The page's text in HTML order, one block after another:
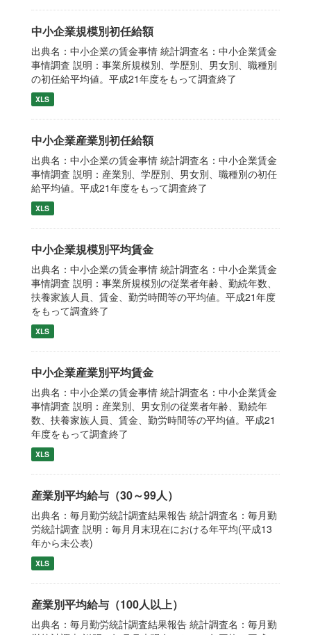
中小企業規模別初任給額
出典名：中小企業の賃金事情 統計調査名：中小企業賃金
事情調査 説明：事業所規模別、学歴別、男女別、職種別
の初任給平均値。平成21年度をもって調査終了
XLS
中小企業産業別初任給額
出典名：中小企業の賃金事情 統計調査名：中小企業賃金
事情調査 説明：産業別、学歴別、男女別、職種別の初任
給平均値。平成21年度をもって調査終了
XLS
中小企業規模別平均賃金
出典名：中小企業の賃金事情 統計調査名：中小企業賃金
事情調査 説明：事業所規模別の従業者年齢、勤続年数、
扶養家族人員、賃金、勤労時間等の平均値。平成21年度
をもって調査終了
XLS
中小企業産業別平均賃金
出典名：中小企業の賃金事情 統計調査名：中小企業賃金
事情調査 説明：産業別、男女別の従業者年齢、勤続年
数、扶養家族人員、賃金、勤労時間等の平均値。平成21
年度をもって調査終了
XLS
産業別平均給与（30～99人）
出典名：毎月勤労統計調査結果報告 統計調査名：毎月勤
労統計調査 説明：毎月月末現在における年平均(平成13
年から未公表)
XLS
産業別平均給与（100人以上）
出典名：毎月勤労統計調査結果報告 統計調査名：毎月勤